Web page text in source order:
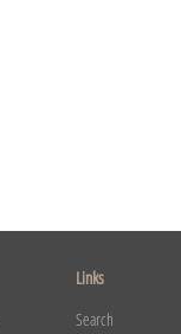
Links
Search